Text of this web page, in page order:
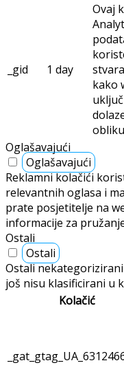
_gid 1 day
Ovaj
kako
Oglašavajući
Oglašavajući
Reklamni kolačići
relevantnih oglasa i
prate posjetitelje na
informacije za
Ostali
Ostali
Ostali
još nisu klasificirani u
Kolačić